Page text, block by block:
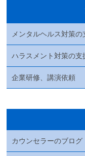
メンタルヘルス対策の
ハラスメント対策の支
企業研修、講演依頼
カウンセラーのブログ